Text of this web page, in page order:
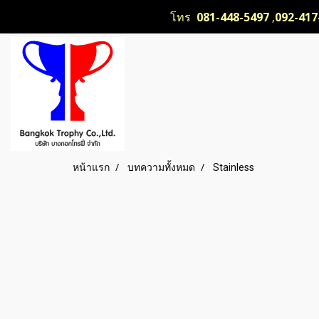
โทร 081-448-5497,092-
หน้าแรก บทความทั้งหมด Stainless